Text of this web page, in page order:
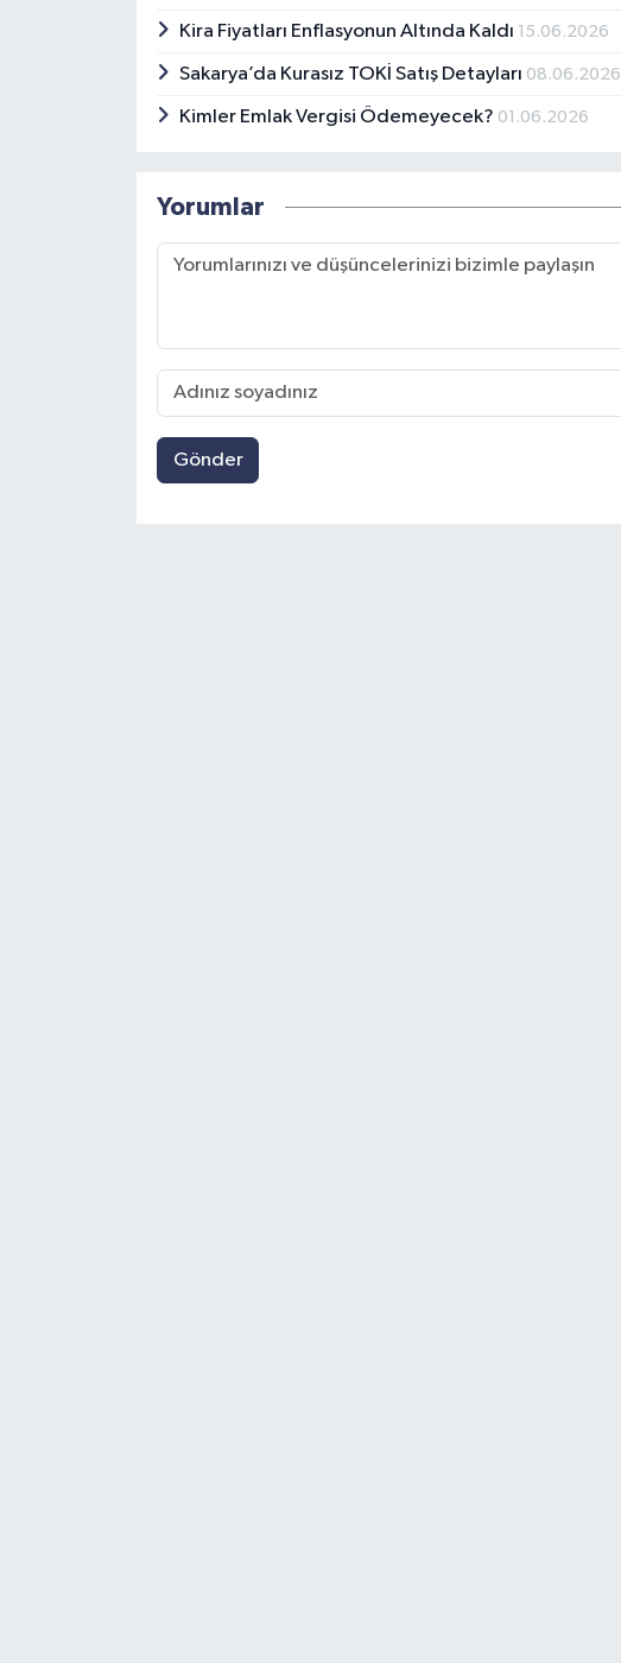
Kira Fiyatları Enflasyonun Altında Kaldı 15.06.2026
Sakarya’da Kurasız TOKİ Satış Detayları 08.06.2026
Kimler Emlak Vergisi Ödemeyecek? 01.06.2026
Yorumlar
Gönder